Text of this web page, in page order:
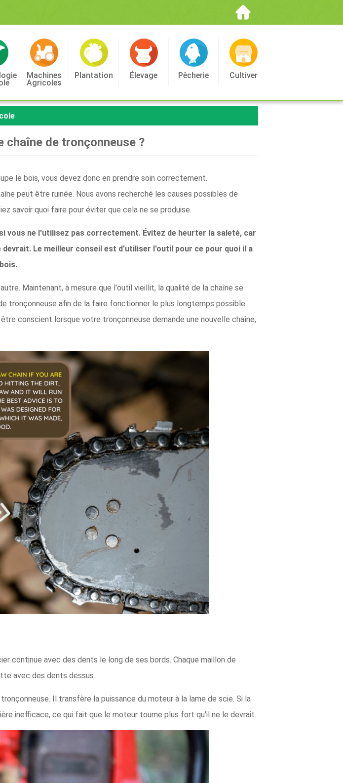
Machines
Agricoles
Plantation Élevage Pêcherie Cultiver
chaîne de tronçonneuse ?
le bois, vous devez donc en prendre soin correctement.
peut être ruinée. Nous avons recherché les causes possibles de
savoir quoi faire pour éviter que cela ne se produise.
vous ne l'utilisez pas correctement. Évitez de heurter la saleté, car
Le meilleur conseil est d'utiliser l'outil pour ce pour quoi il a
Maintenant, à mesure que l'outil vieillit, la qualité de la chaîne se
tronçonneuse afin de la faire fonctionner le plus longtemps possible.
conscient lorsque votre tronçonneuse demande une nouvelle chaîne,
continue avec des dents le long de ses bords. Chaque maillon de
avec des dents dessus.
Il transfère la puissance du moteur à la lame de scie. Si la
inefficace, ce qui fait que le moteur tourne plus fort qu'il ne le devrait.